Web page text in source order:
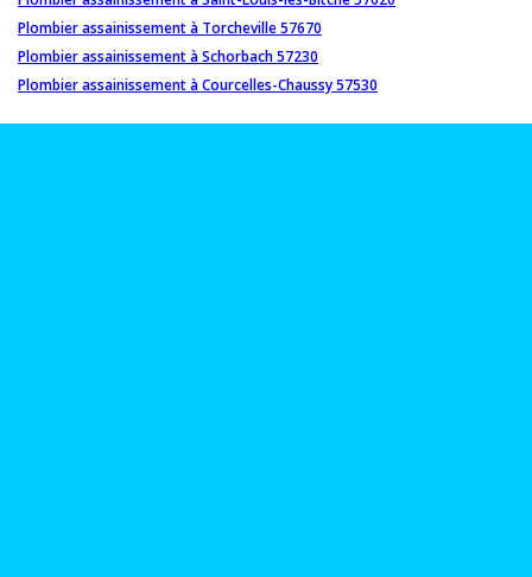
Plombier assainissement à Torcheville 57670
Plombier assainissement à Schorbach 57230
Plombier assainissement à Courcelles-Chaussy 57530